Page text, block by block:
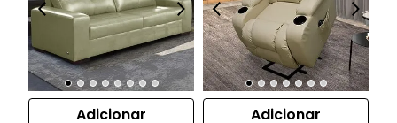
Adicionar Adicionar